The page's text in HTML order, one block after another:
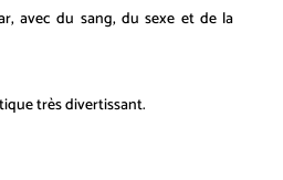
avec du sang, du sexe et de la
très divertissant.